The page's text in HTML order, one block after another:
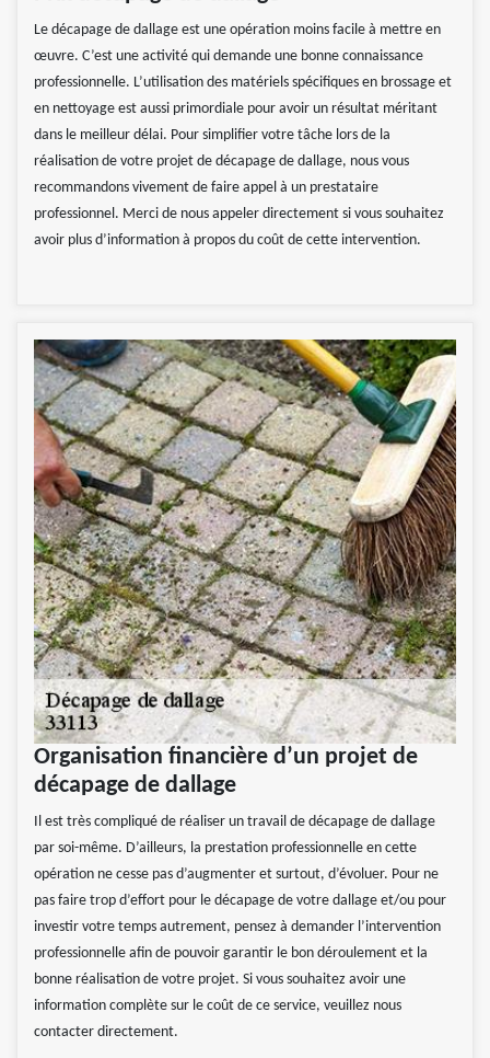
Le décapage de dallage est une opération moins facile à mettre en
œuvre. C’est une activité qui demande une bonne connaissance
professionnelle. L’utilisation des matériels spécifiques en brossage et
en nettoyage est aussi primordiale pour avoir un résultat méritant
dans le meilleur délai. Pour simplifier votre tâche lors de la
réalisation de votre projet de décapage de dallage, nous vous
recommandons vivement de faire appel à un prestataire
professionnel. Merci de nous appeler directement si vous souhaitez
avoir plus d’information à propos du coût de cette intervention.
Organisation financière d’un projet de
décapage de dallage
Il est très compliqué de réaliser un travail de décapage de dallage
par soi-même. D’ailleurs, la prestation professionnelle en cette
opération ne cesse pas d’augmenter et surtout, d’évoluer. Pour ne
pas faire trop d’effort pour le décapage de votre dallage et/ou pour
investir votre temps autrement, pensez à demander l’intervention
professionnelle afin de pouvoir garantir le bon déroulement et la
bonne réalisation de votre projet. Si vous souhaitez avoir une
information complète sur le coût de ce service, veuillez nous
contacter directement.